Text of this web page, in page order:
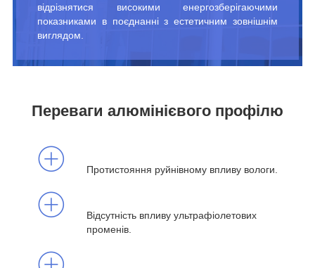
відрізнятися високими енергозберігаючими
показниками в поєднанні з естетичним зовнішнім
виглядом.
Переваги алюмінієвого профілю
Протистояння руйнівному впливу вологи.
Відсутність впливу ультрафіолетових
променів.